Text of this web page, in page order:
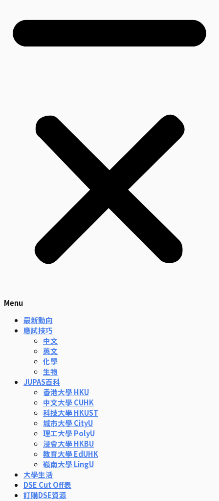
Menu
最新動向
應試技巧
中文
英文
化學
生物
JUPAS百科
香港大學 HKU
中文大學 CUHK
科技大學 HKUST
城市大學 CityU
理工大學 PolyU
浸會大學 HKBU
教育大學 EdUHK
嶺南大學 LingU
大學生活
DSE Cut Off表
訂購DSE資源